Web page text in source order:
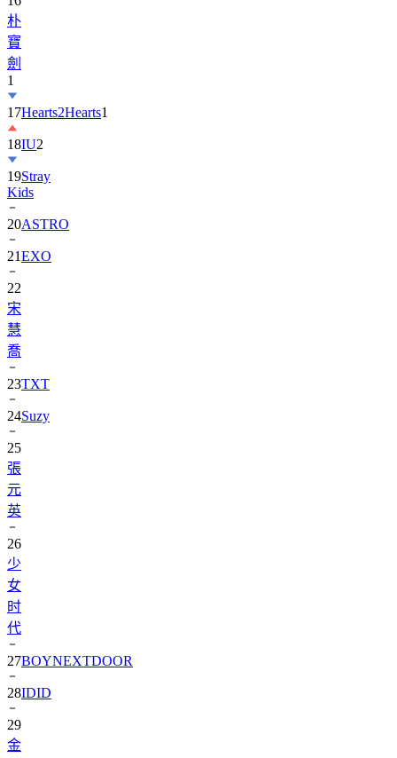
朴
寶
劍
1
17Hearts2Hearts1
18IU2
19Stray
Kids
20ASTRO
21EXO
22
宋
慧
喬
23TXT
24Suzy
25
張
元
英
26
少
女
时
代
27BOYNEXTDOOR
28IDID
29
金